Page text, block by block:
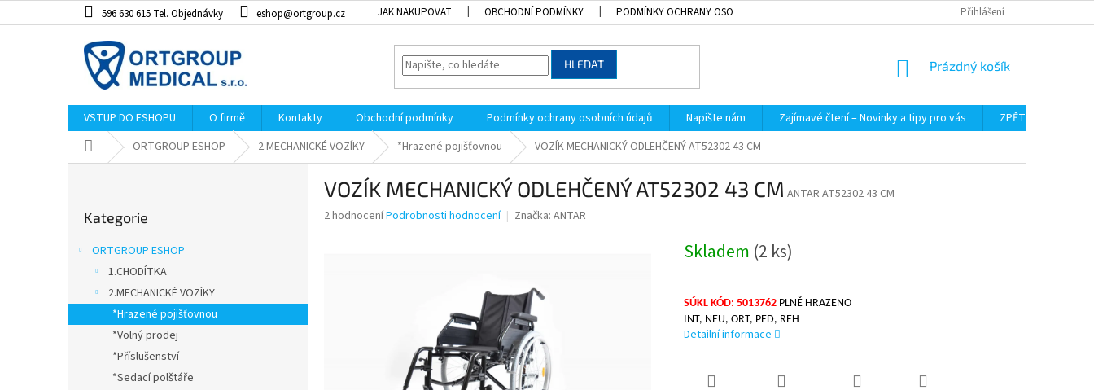
na
596 630 615 Tel. Objednávky eshop@ortgroup.cz JAK NAKUPOVAT OBCHODNÍ PODMÍNKY PODMÍNKY OCHRANY OSOBNÍCH ÚDAJŮ Přihlášení
HLEDAT
NÁKUPNÍ
Prázdný košík
VSTUP DO ESHOPU O firmě Kontakty Obchodní podmínky Podmínky ochrany osobních údajů Napište nám Zajímavé čtení – Novinky a tipy pro vás
ZPĚTNÝ ODBĚR
Domů ORTGROUP ESHOP 2.MECHANICKÉ VOZÍKY *Hrazené pojišťovnou VOZÍK MECHANICKÝ ODLEHČENÝ AT52302 43 CM
kategorie
Kategorie
ORTGROUP ESHOP
1.CHODÍTKA
2.MECHANICKÉ VOZÍKY
*Hrazené pojišťovnou
*Volný prodej
*Příslušenství
*Sedací polštáře
VOZÍK MECHANICKÝ ODLEHČENÝ AT52302 43 CM ANTAR AT52302 43 CM
Průměrné
2 hodnoceníPodrobnosti hodnocení Značka: ANTAR
Skladem (2 ks)
SÚKL KÓD: 5013762 PLNĚ HRAZENO
INT, NEU, ORT, PED, REH
Detailní informace